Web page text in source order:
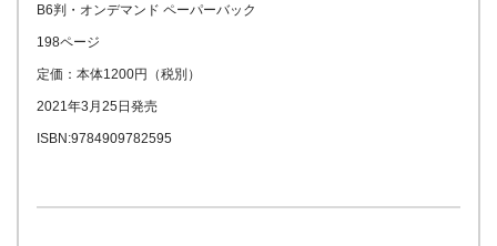
B6判・オンデマンド ペーパーバック
198ページ
定価：本体1200円（税別）
2021年3月25日発売
ISBN:9784909782595